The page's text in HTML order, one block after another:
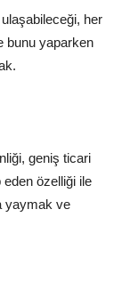
her
bunu yaparken
geniş ticari
eden özelliği ile
yaymak ve